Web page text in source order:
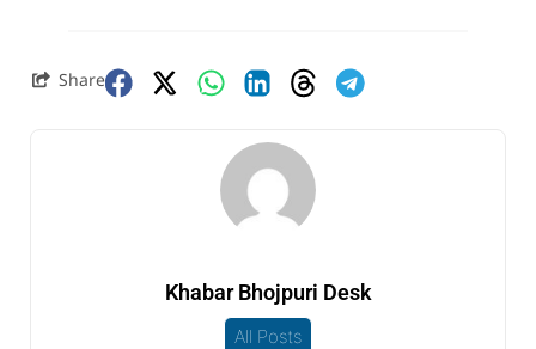
Share
Khabar Bhojpuri Desk
All Posts